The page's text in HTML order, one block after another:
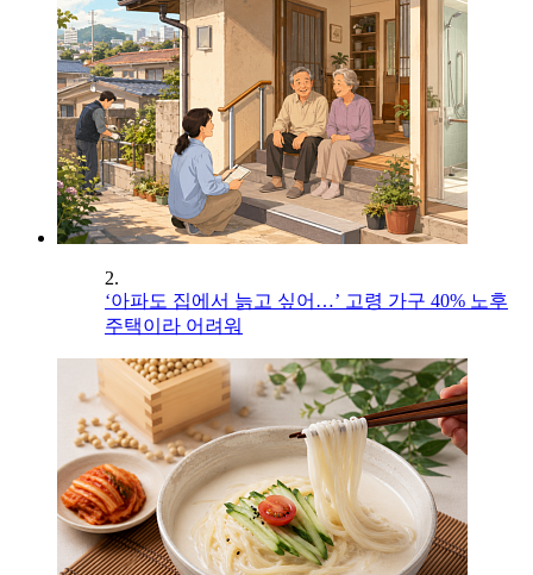
2.
‘아파도 집에서 늙고 싶어…’ 고령 가구 40% 노후
주택이라 어려워